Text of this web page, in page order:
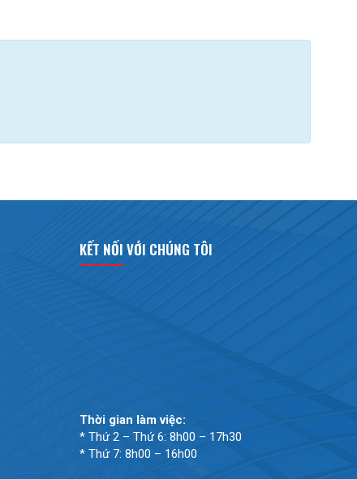
KẾT NỐI VỚI CHÚNG TÔI
Thời gian làm việc:
* Thứ 2 – Thứ 6: 8h00 – 17h30
* Thứ 7: 8h00 – 16h00